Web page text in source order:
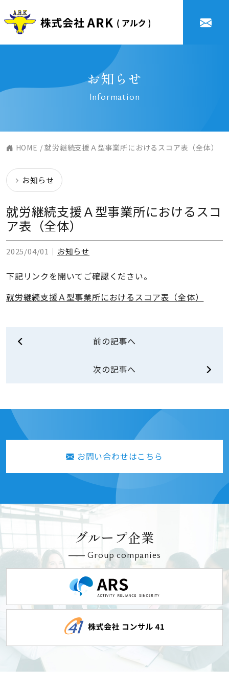
お知らせ
Information
HOME / 就労継続支援Ａ型事業所におけるスコア表（全体）
お知らせ
就労継続支援Ａ型事業所におけるスコ
ア表（全体）
2025/04/01｜ お知らせ
下記リンクを開いてご確認ください。
就労継続支援Ａ型事業所におけるスコア表（全体）
前の記事へ
次の記事へ
お問い合わせはこちら
グループ企業
Group companies